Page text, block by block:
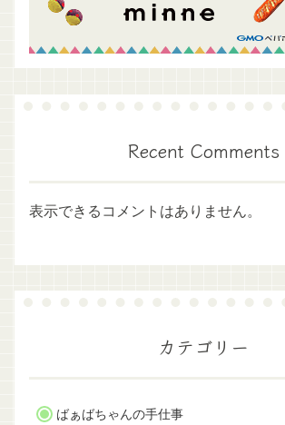
Recent Comments
表示できるコメントはありません。
カテゴリー
ばぁばちゃんの手仕事